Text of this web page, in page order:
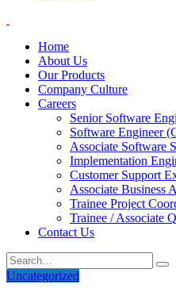
Home
About Us
Our Products
Company Culture
Careers
Senior Software
Software Engineer
Associate Software
Implementation
Customer Support
Associate Business
Trainee Project
Trainee / Associate
Contact Us
Uncategorized